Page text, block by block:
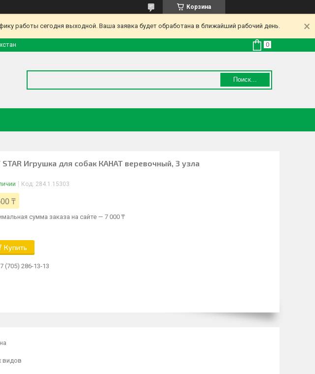
Корзина
работы сегодня выходной. Ваша заявка будет обработана в ближайший рабочий день.
Поиск...
STAR Игрушка для собак КАНАТ веревочный, 3 узла
Код: 284.1.15303
₸
сумма заказа на сайте — 7 000 ₸
Купить
(705) 286-13-13
видов